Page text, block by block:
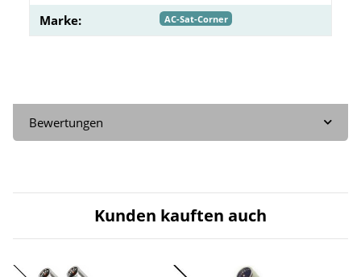
Marke: AC-Sat-Corner
Bewertungen
Kunden kauften auch